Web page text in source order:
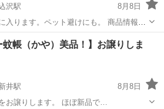
沢駅
8月8日
す。ペット避けにも。 商品情報は
。
2022年に楽天で購入しま
駅 ベビー用品
蚊帳（かや）美品！】お譲りしま
井駅
8月8日
お譲りします。 ほぼ新品で…